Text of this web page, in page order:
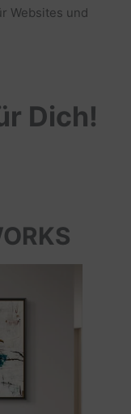
Websites und
Dich!